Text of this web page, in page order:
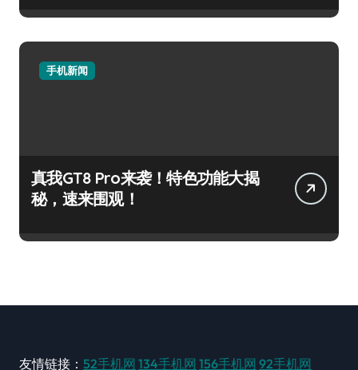
手机新闻
真我GT8 Pro来袭！特色功能大揭
秘，速来围观！
友情链接： 52手机网 134手机网 156手机网 92手机网